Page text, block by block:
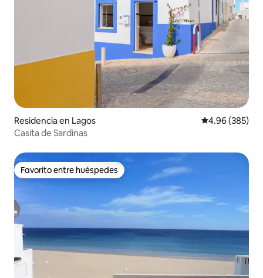
Residencia en Lagos Calificación
4.96 (385)
Casita de Sardinas
Favorito entre huéspedes
Favorito entre huéspedes